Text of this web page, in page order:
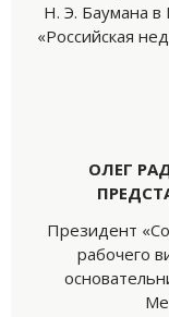
Н. Э. Баумана в
«Российская
ОЛЕГ
Президент
рабочего